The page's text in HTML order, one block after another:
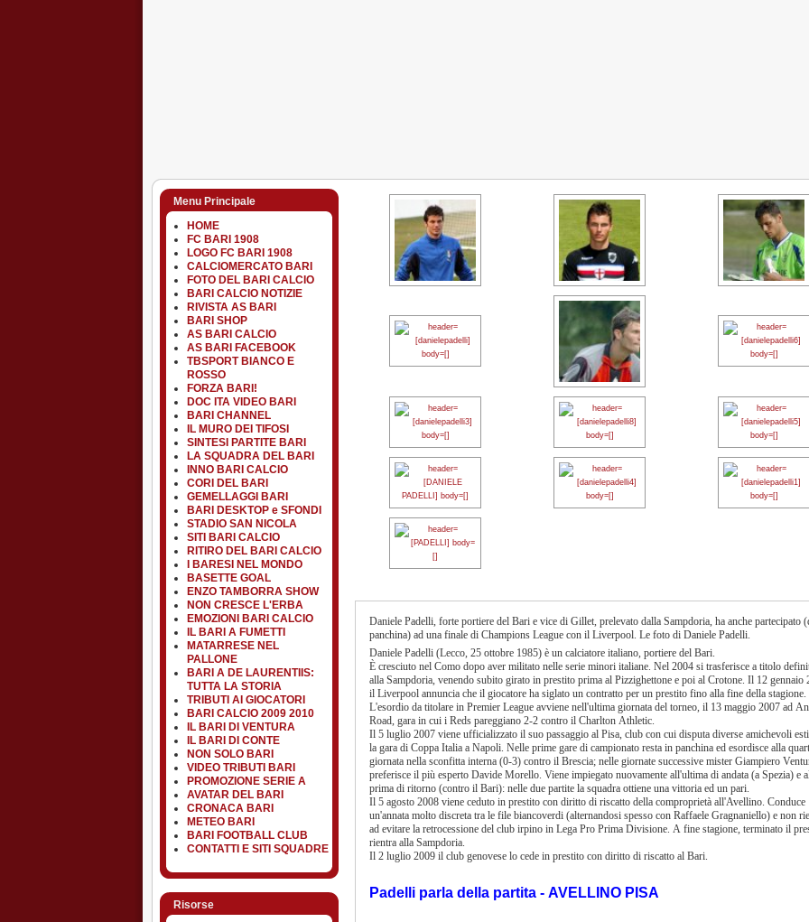
Menu Principale
HOME
FC BARI 1908
LOGO FC BARI 1908
CALCIOMERCATO BARI
FOTO DEL BARI CALCIO
BARI CALCIO NOTIZIE
RIVISTA AS BARI
BARI SHOP
AS BARI CALCIO
AS BARI FACEBOOK
TBSPORT BIANCO E
ROSSO
FORZA BARI!
DOC ITA VIDEO BARI
BARI CHANNEL
IL MURO DEI TIFOSI
SINTESI PARTITE BARI
LA SQUADRA DEL BARI
INNO BARI CALCIO
CORI DEL BARI
GEMELLAGGI BARI
BARI DESKTOP e SFONDI
STADIO SAN NICOLA
SITI BARI CALCIO
RITIRO DEL BARI CALCIO
I BARESI NEL MONDO
BASETTE GOAL
ENZO TAMBORRA SHOW
NON CRESCE L'ERBA
EMOZIONI BARI CALCIO
IL BARI A FUMETTI
MATARRESE NEL
PALLONE
BARI A DE LAURENTIIS:
TUTTA LA STORIA
TRIBUTI AI GIOCATORI
BARI CALCIO 2009 2010
IL BARI DI VENTURA
IL BARI DI CONTE
NON SOLO BARI
VIDEO TRIBUTI BARI
PROMOZIONE SERIE A
AVATAR DEL BARI
CRONACA BARI
METEO BARI
BARI FOOTBALL CLUB
CONTATTI E SITI SQUADRE
Risorse
Daniele Padelli, forte portiere del Bari e vice di Gillet, prelevato dalla Sampdoria, ha anche partecipato
panchina) ad una finale di Champions League con il Liverpool. Le foto di Daniele Padelli.
Daniele Padelli (Lecco, 25 ottobre 1985) è un calciatore italiano, portiere del Bari.
È cresciuto nel Como dopo aver militato nelle serie minori italiane. Nel 2004 si trasferisce a titolo
alla Sampdoria, venendo subito girato in prestito prima al Pizzighettone e poi al Crotone. Il 12 gennaio
il Liverpool annuncia che il giocatore ha siglato un contratto per un prestito fino alla fine della stagione.
L'esordio da titolare in Premier League avviene nell'ultima giornata del torneo, il 13 maggio 2007 ad
Road, gara in cui i Reds pareggiano 2-2 contro il Charlton Athletic.
Il 5 luglio 2007 viene ufficializzato il suo passaggio al Pisa, club con cui disputa diverse amichevoli
la gara di Coppa Italia a Napoli. Nelle prime gare di campionato resta in panchina ed esordisce alla
giornata nella sconfitta interna (0-3) contro il Brescia; nelle giornate successive mister Giampiero
preferisce il più esperto Davide Morello. Viene impiegato nuovamente all'ultima di andata (a Spezia) e
prima di ritorno (contro il Bari): nelle due partite la squadra ottiene una vittoria ed un pari.
Il 5 agosto 2008 viene ceduto in prestito con diritto di riscatto della comproprietà all'Avellino. Conduce
un'annata molto discreta tra le file biancoverdi (alternandosi spesso con Raffaele Gragnaniello) e non
ad evitare la retrocessione del club irpino in Lega Pro Prima Divisione. A fine stagione, terminato il
rientra alla Sampdoria.
Il 2 luglio 2009 il club genovese lo cede in prestito con diritto di riscatto al Bari.
Padelli parla della partita - AVELLINO PISA